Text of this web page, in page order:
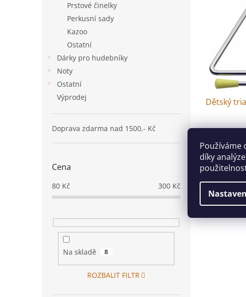
Používáme
díky
Prstové činelky
Perkusní sady
Kazoo
Ostatní
Dárky pro hudebníky
Noty
Ostatní
Výprodej
Doprava zdarma nad 1500,- Kč
Cena
80 Kč 300 Kč
Na skladě 8
ROZBALIT FILTR
ů
Dětský
80 Kč
Dětský